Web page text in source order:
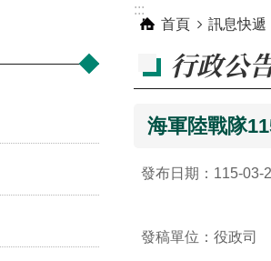
:::
首頁
訊息快遞
行政公
海軍陸戰隊
發布日期：115-03-
發稿單位：役政司